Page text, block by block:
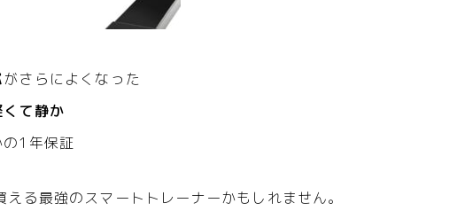
がさらによくなった
くて静か
の1年保証
える最強のスマートトレーナーかもしれません。